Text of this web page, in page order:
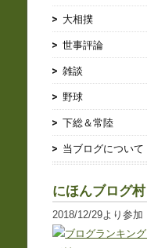
大相撲
世事評論
雑談
野球
下総＆常陸
当ブログについて
にほんブログ村
2018/12/29より参加